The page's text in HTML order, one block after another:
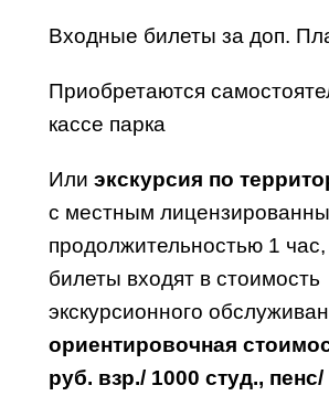
Входные билеты за доп.
Приобретаются
кассе парка
Или экскурсия по
с местным
продолжительностью 1
билеты входят в стоимость
экскурсионного
ориентировочная
руб. взр./ 1000 студ., пенс/